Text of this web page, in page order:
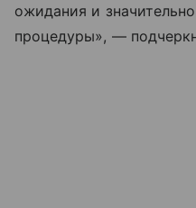
ожидания и
процедуры», —